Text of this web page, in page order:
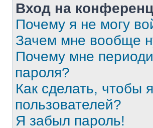
Вход на
Почему я не могу
Зачем мне вообще
Почему мне
пароля?
Как сделать, чтобы
пользователей?
Я забыл пароль!